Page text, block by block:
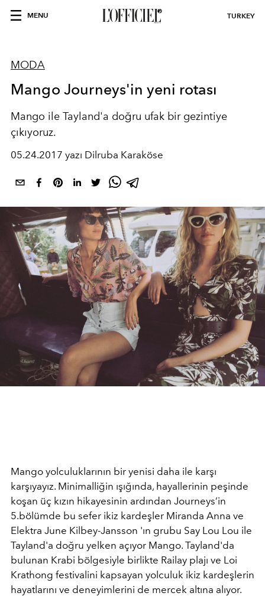
MENU TURKEY
MODA
Mango Journeys'in yeni rotası
Mango ile Tayland'a doğru ufak bir gezintiye
çıkıyoruz.
05.24.2017 yazı Dilruba Karaköse
Mango yolculuklarının bir yenisi daha ile karşı
karşıyayız. Minimalliğin ışığında, hayallerinin peşinde
koşan üç kızın hikayesinin ardından Journeys’in
5.bölümde bu sefer ikiz kardeşler Miranda Anna ve
Elektra June Kilbey-Jansson 'ın grubu Say Lou Lou ile
Tayland'a doğru yelken açıyor Mango. Tayland'da
bulunan Krabi bölgesiyle birlikte Railay plajı ve Loi
Krathong festivalini kapsayan yolculuk ikiz kardeşlerin
hayatlarını ve deneyimlerini de mercek altına alıyor.